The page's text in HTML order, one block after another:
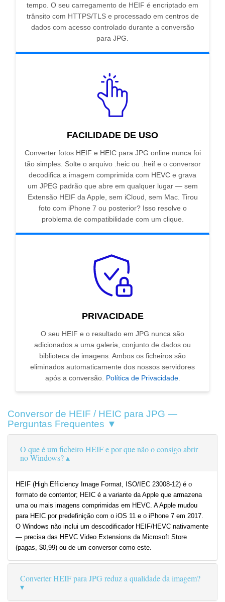
tempo. O seu carregamento de HEIF é encriptado em
trânsito com HTTPS/TLS e processado em centros de
dados com acesso controlado durante a conversão
para JPG.
FACILIDADE DE USO
Converter fotos HEIF e HEIC para JPG online nunca foi
tão simples. Solte o arquivo .heic ou .heif e o conversor
decodifica a imagem comprimida com HEVC e grava
um JPEG padrão que abre em qualquer lugar — sem
Extensão HEIF da Apple, sem iCloud, sem Mac. Tirou
foto com iPhone 7 ou posterior? Isso resolve o
problema de compatibilidade com um clique.
PRIVACIDADE
O seu HEIF e o resultado em JPG nunca são
adicionados a uma galeria, conjunto de dados ou
biblioteca de imagens. Ambos os ficheiros são
eliminados automaticamente dos nossos servidores
após a conversão. Política de Privacidade.
Conversor de HEIF / HEIC para JPG —
Perguntas Frequentes ▼
O que é um ficheiro HEIF e por que não o consigo abrir
no Windows?
HEIF (High Efficiency Image Format, ISO/IEC 23008-12) é o
formato de contentor; HEIC é a variante da Apple que armazena
uma ou mais imagens comprimidas em HEVC. A Apple mudou
para HEIC por predefinição com o iOS 11 e o iPhone 7 em 2017.
O Windows não inclui um descodificador HEIF/HEVC nativamente
— precisa das HEVC Video Extensions da Microsoft Store
(pagas, $0,99) ou de um conversor como este.
Converter HEIF para JPG reduz a qualidade da imagem?